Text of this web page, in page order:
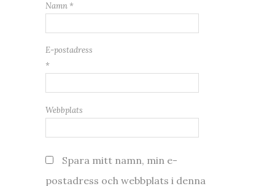
Namn *
E-postadress
*
Webbplats
Spara mitt namn, min e-
postadress och webbplats i denna